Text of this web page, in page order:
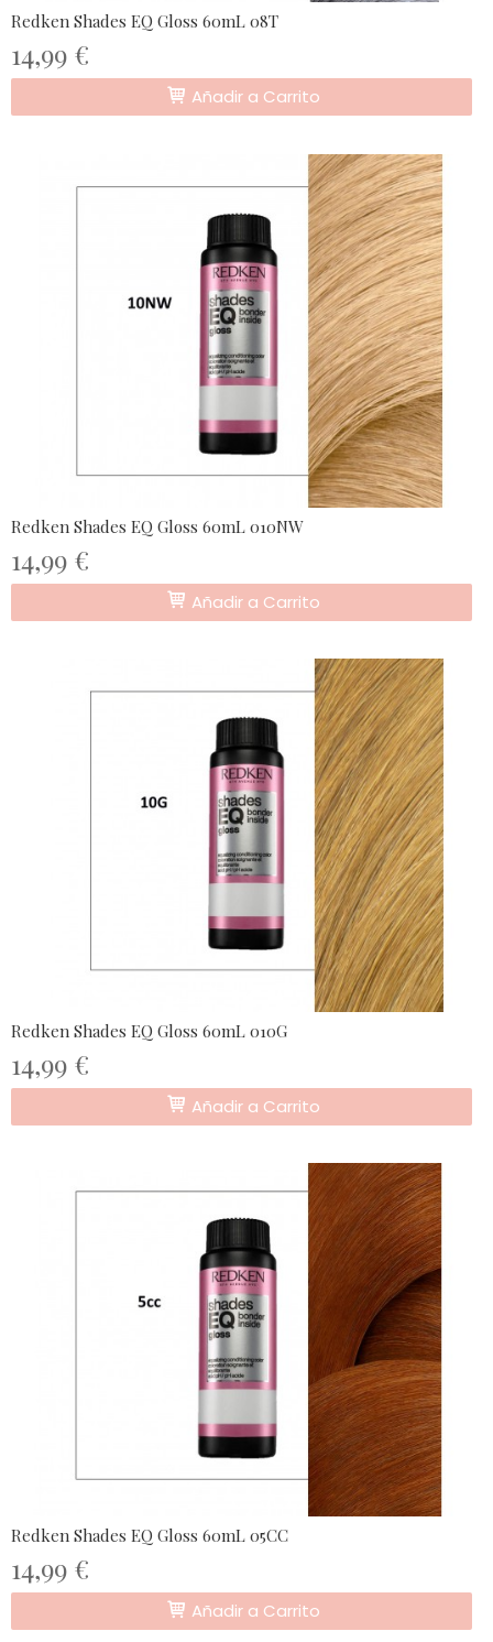
Redken Shades EQ Gloss 60mL 08T
14,99 €
Añadir a Carrito
Redken Shades EQ Gloss 60mL 010NW
14,99 €
Añadir a Carrito
Redken Shades EQ Gloss 60mL 010G
14,99 €
Añadir a Carrito
Redken Shades EQ Gloss 60mL 05CC
14,99 €
Añadir a Carrito